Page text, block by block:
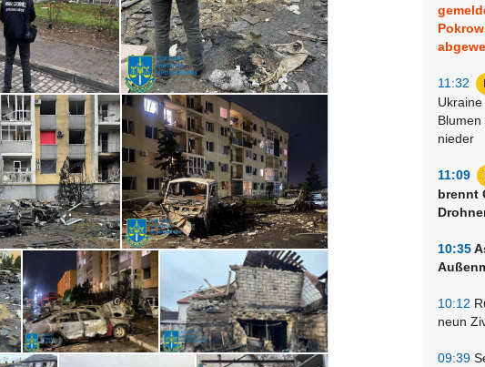
11:32
nieder
11:09
brennt
10:35
10:12
neun
09:39